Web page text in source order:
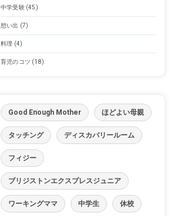
中学受験(45)
想い出 (7)
料理 (4)
育児のコツ (18)
Good Enough Mother ほどよい母親
タッチング ディスカバリールーム
フィジー
ブリジストンエクスプレスジュニア
ワーキングママ 中学生 休校